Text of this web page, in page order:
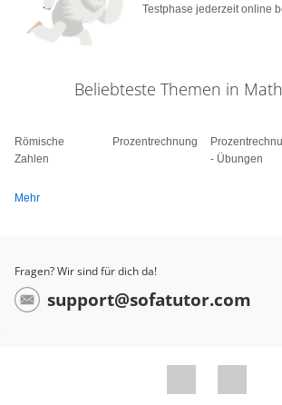
Testphase jederzeit online
Beliebteste Themen in
Römische
Zahlen
Prozentrechnung
- Übungen
Mehr
Fragen? Wir sind für dich da!
support@sofatutor.com